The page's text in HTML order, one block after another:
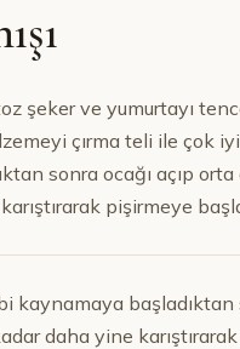
şeker ve yumurtayı
çırma teli ile çok iyi
sonra ocağı açıp
pişirmeye
kaynamaya başladıktan
daha yine